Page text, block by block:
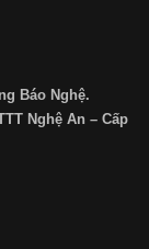
Báo Nghệ.
Nghệ An – Cấp